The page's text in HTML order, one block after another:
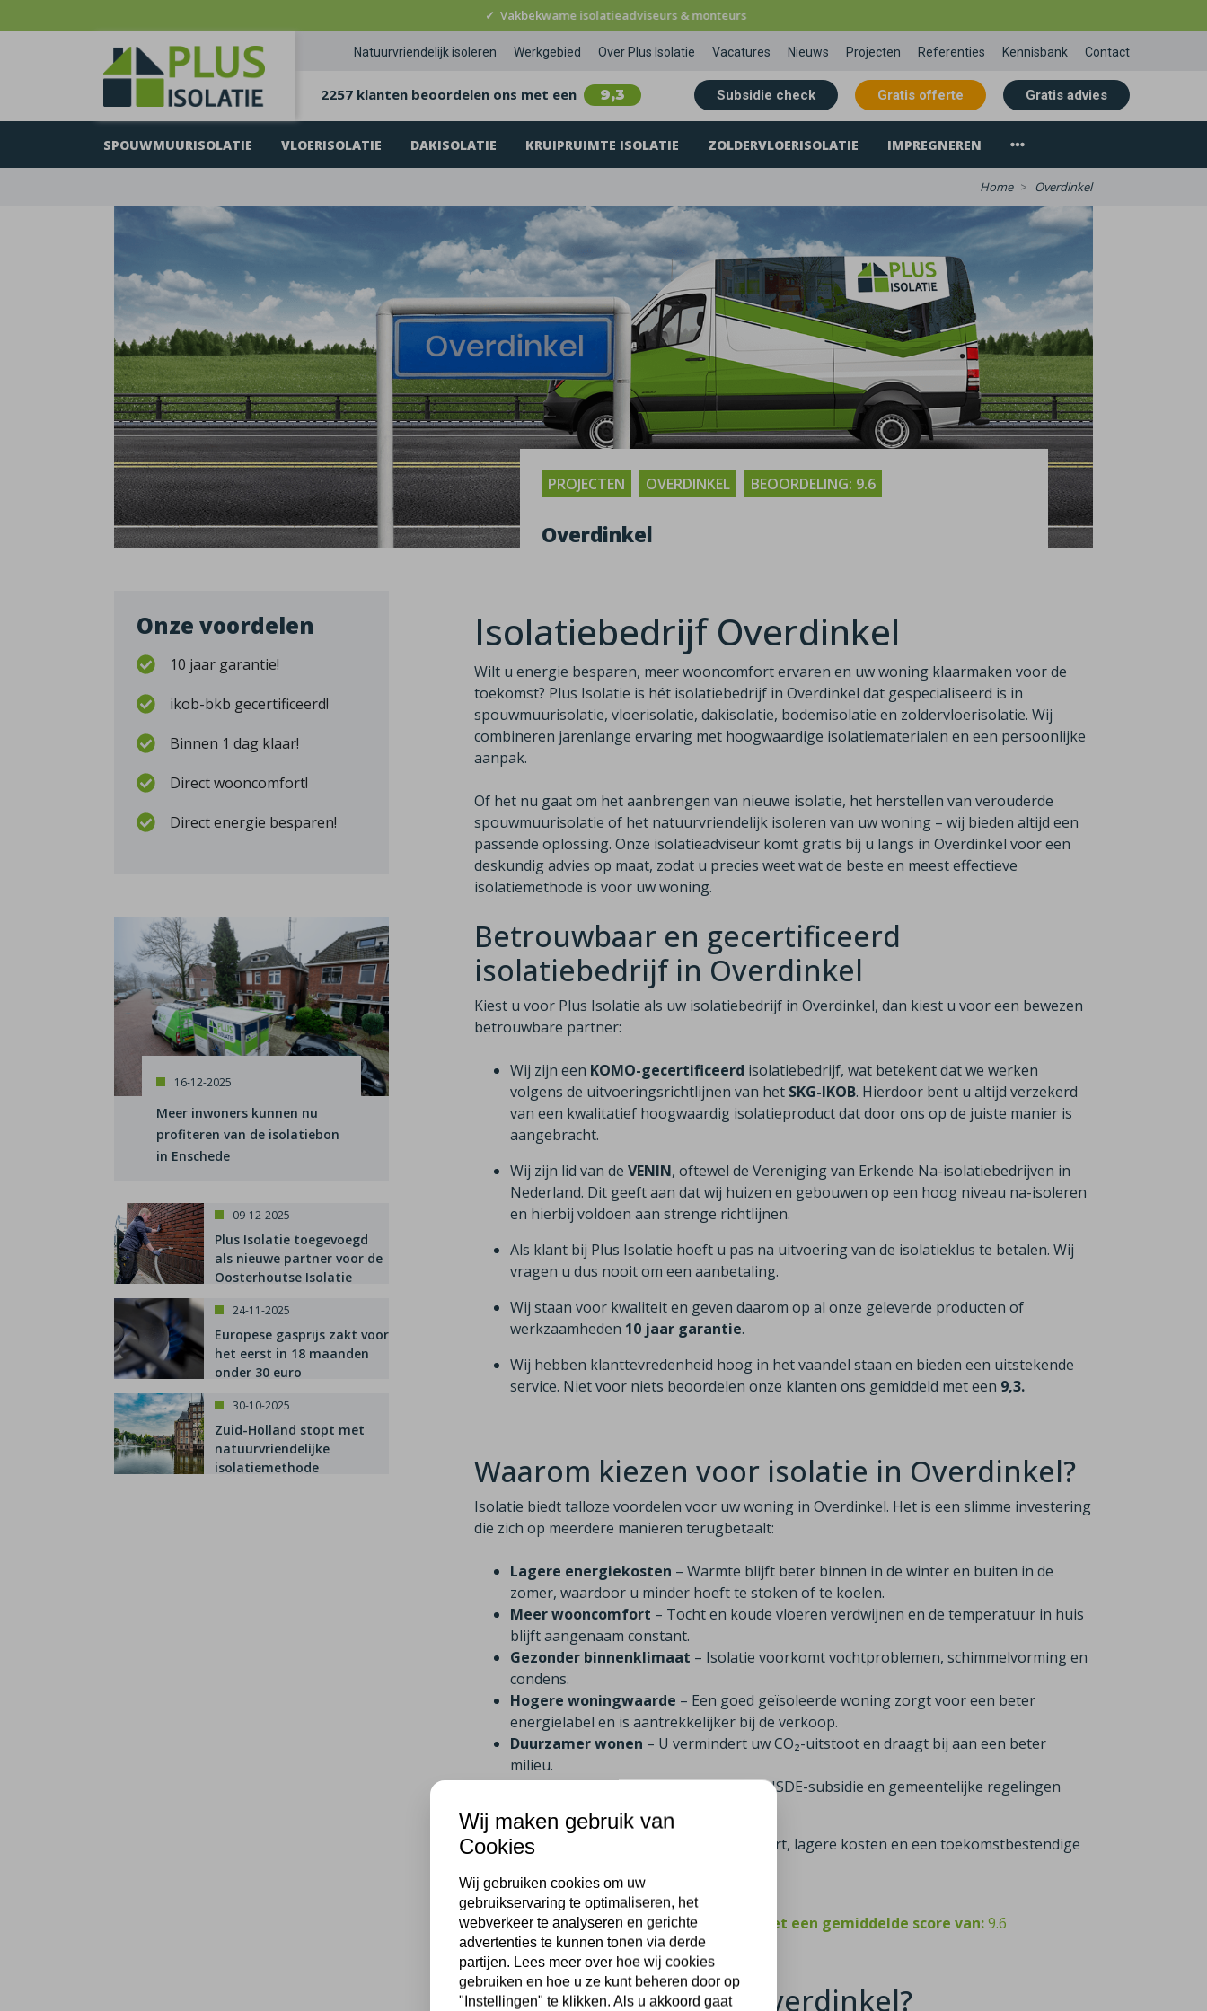
✓ Vakbekwame isolatieadviseurs & monteurs
Natuurvriendelijk isoleren Werkgebied Over Plus Isolatie Vacatures Nieuws Projecten Referenties Kennisbank Contact
2257 klanten beoordelen ons met een 9,3 Subsidie check Gratis offerte Gratis advies
SPOUWMUURISOLATIE VLOERISOLATIE DAKISOLATIE KRUIPRUIMTE ISOLATIE ZOLDERVLOERISOLATIE IMPREGNEREN
Home Overdinkel
Onze voordelen
10 jaar garantie!
ikob-bkb gecertificeerd!
Binnen 1 dag klaar!
Direct wooncomfort!
Direct energie besparen!
16-12-2025
Meer inwoners kunnen nu
profiteren van de isolatiebon
in Enschede
09-12-2025
Plus Isolatie toegevoegd
als nieuwe partner voor de
Oosterhoutse Isolatie
24-11-2025
Europese gasprijs zakt voor
het eerst in 18 maanden
onder 30 euro
30-10-2025
Zuid-Holland stopt met
natuurvriendelijke
isolatiemethode
PROJECTEN OVERDINKEL BEOORDELING: 9.6
Overdinkel
Isolatiebedrijf Overdinkel
Wilt u energie besparen, meer wooncomfort ervaren en uw woning klaarmaken voor de
toekomst? Plus Isolatie is hét isolatiebedrijf in Overdinkel dat gespecialiseerd is in
spouwmuurisolatie, vloerisolatie, dakisolatie, bodemisolatie en zoldervloerisolatie. Wij
combineren jarenlange ervaring met hoogwaardige isolatiematerialen en een persoonlijke
aanpak.
Of het nu gaat om het aanbrengen van nieuwe isolatie, het herstellen van verouderde
spouwmuurisolatie of het natuurvriendelijk isoleren van uw woning – wij bieden altijd een
passende oplossing. Onze isolatieadviseur komt gratis bij u langs in Overdinkel voor een
deskundig advies op maat, zodat u precies weet wat de beste en meest effectieve
isolatiemethode is voor uw woning.
Betrouwbaar en gecertificeerd
isolatiebedrijf in Overdinkel
Kiest u voor Plus Isolatie als uw isolatiebedrijf in Overdinkel, dan kiest u voor een bewezen
betrouwbare partner:
Wij zijn een KOMO-gecertificeerd isolatiebedrijf, wat betekent dat we werken
volgens de uitvoeringsrichtlijnen van het SKG-IKOB. Hierdoor bent u altijd verzekerd
van een kwalitatief hoogwaardig isolatieproduct dat door ons op de juiste manier is
aangebracht.
Wij zijn lid van deVENIN, oftewel de Vereniging van Erkende Na-isolatiebedrijven in
Nederland. Dit geeft aan dat wij huizen en gebouwen op een hoog niveau na-isoleren
en hierbij voldoen aan strenge richtlijnen.
Als klant bij Plus Isolatie hoeft u pas na uitvoering van de isolatieklus te betalen. Wij
vragen u dus nooit om een aanbetaling.
Wij staan voor kwaliteit en geven daarom op al onze geleverde producten of
werkzaamheden 10 jaar garantie.
Wij hebben klanttevredenheid hoog in het vaandel staan en bieden een uitstekende
service. Niet voor niets beoordelen onze klanten ons gemiddeld met een 9,3.
Waarom kiezen voor isolatie in Overdinkel?
Isolatie biedt talloze voordelen voor uw woning in Overdinkel. Het is een slimme investering
die zich op meerdere manieren terugbetaalt:
Lagere energiekosten – Warmte blijft beter binnen in de winter en buiten in de
zomer, waardoor u minder hoeft te stoken of te koelen.
Meer wooncomfort – Tocht en koude vloeren verdwijnen en de temperatuur in huis
blijft aangenaam constant.
Gezonder binnenklimaat – Isolatie voorkomt vochtproblemen, schimmelvorming en
condens.
Hogere woningwaarde – Een goed geïsoleerde woning zorgt voor een beter
energielabel en is aantrekkelijker bij de verkoop.
Duurzamer wonen – U vermindert uw CO₂-uitstoot en draagt bij aan een beter
milieu.
Aantrekkelijke subsidie– Dankzij de ISDE-subsidie en gemeentelijke regelingen
verdient u uw investering sneller terug.
Met isolatie profiteert u dus van meer comfort, lagere kosten en een toekomstbestendige
Klanten uit Overdinkel beoordelen ons met een gemiddelde score van:9.6
Wat kost isolatie in Overdinkel?
Wij maken gebruik van
Cookies
Wij gebruiken cookies om uw
gebruikservaring te optimaliseren, het
webverkeer te analyseren en gerichte
advertenties te kunnen tonen via derde
partijen. Lees meer over hoe wij cookies
gebruiken en hoe u ze kunt beheren door op
"Instellingen" te klikken. Als u akkoord gaat